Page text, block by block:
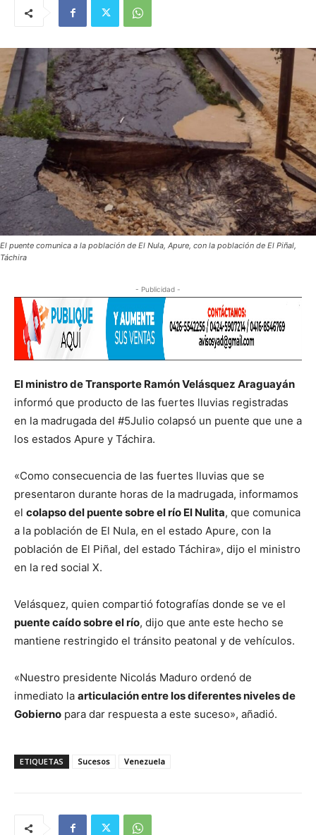
El puente comunica a la población de El Nula, Apure, con la población de El Piñal,
Táchira
- Publicidad -
El ministro de Transporte Ramón Velásquez Araguayán
informó que producto de las fuertes lluvias registradas
en la madrugada del #5Julio colapsó un puente que une a
los estados Apure y Táchira.
«Como consecuencia de las fuertes lluvias que se
presentaron durante horas de la madrugada, informamos
el colapso del puente sobre el río El Nulita, que comunica
a la población de El Nula, en el estado Apure, con la
población de El Piñal, del estado Táchira», dijo el ministro
en la red social X.
Velásquez, quien compartió fotografías donde se ve el
puente caído sobre el río, dijo que ante este hecho se
mantiene restringido el tránsito peatonal y de vehículos.
«Nuestro presidente Nicolás Maduro ordenó de
inmediato la articulación entre los diferentes niveles de
Gobierno para dar respuesta a este suceso», añadió.
ETIQUETAS Sucesos Venezuela